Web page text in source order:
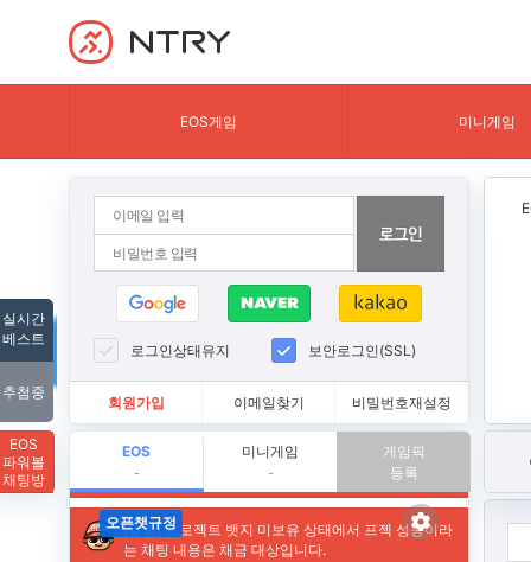
NTRY
EOS게임 미니게임
로그인상태유지 보안로그인(SSL)
회원가입 이메일찾기 비밀번호재설정
EOS
-
미니게임
-
게임픽
등록
실시간
베스트
추첨중
EOS
파워볼
채팅방